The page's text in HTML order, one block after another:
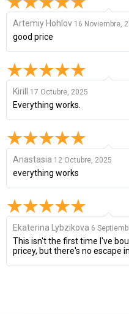
Artemiy Hohlov 16 Noviembre,
good price
Kirill 17 Octubre, 2025
Everything works.
Anastasia 12 Octubre, 2025
everything works
Ekaterina Lybzikova 6
This isn't the first time I've
pricey, but there's no escape